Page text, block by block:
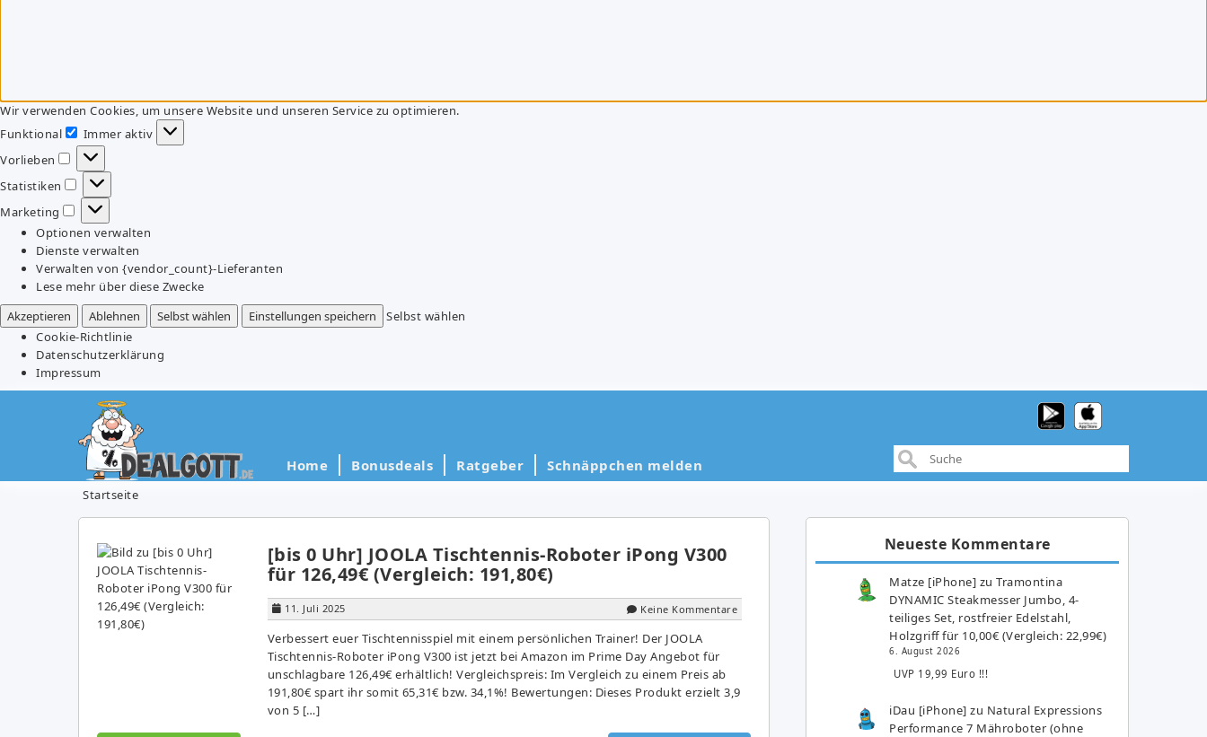
Wir verwenden Cookies, um unsere Website und unseren Service zu optimieren.
Funktional
Funktional
Immer aktiv
Vorlieben
Vorlieben
Statistiken
Statistiken
Marketing
Marketing
Optionen verwalten
Dienste verwalten
Verwalten von {vendor_count}-Lieferanten
Lese mehr über diese Zwecke
Akzeptieren
Ablehnen Selbst wählen Einstellungen speichern
Selbst wählen
Cookie-Richtlinie
Datenschutzerklärung
Impressum
Home Bonusdeals Ratgeber Schnäppchen melden
Startseite
[bis 0 Uhr] JOOLA Tischtennis-Roboter iPong V300
für 126,49€ (Vergleich: 191,80€)
11. Juli 2025 Keine Kommentare
Verbessert euer Tischtennisspiel mit einem persönlichen Trainer! Der JOOLA
Tischtennis-Roboter iPong V300 ist jetzt bei Amazon im Prime Day Angebot für
unschlagbare 126,49€ erhältlich! Vergleichspreis: Im Vergleich zu einem Preis ab
191,80€ spart ihr somit 65,31€ bzw. 34,1%! Bewertungen: Dieses Produkt erzielt 3,9
von 5 […]
Neueste Kommentare
Matze [iPhone] zuTramontina
DYNAMIC Steakmesser Jumbo, 4-
teiliges Set, rostfreier Edelstahl,
Holzgriff für 10,00€ (Vergleich: 22,99€)
6. August 2026
UVP 19,99 Euro !!!
iDau [iPhone] zu Natural Expressions
Performance 7 Mähroboter (ohne